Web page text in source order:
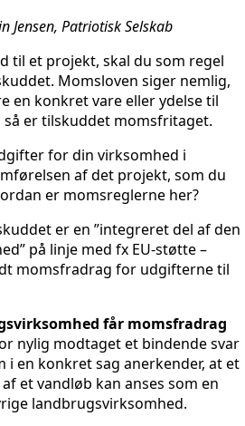
Jensen, Patriotisk Selskab
til et projekt, skal du som regel
Momsloven siger nemlig,
en konkret vare eller ydelse til
er tilskuddet momsfritaget.
for din virksomhed i
af det projekt, som du
er momsreglerne her?
er en ”integreret del af den
på linje med fx EU-støtte –
momsfradrag for udgifterne til
får momsfradrag
nylig modtaget et bindende svar
i en konkret sag anerkender, at et
et vandløb kan anses som en
landbrugsvirksomhed.